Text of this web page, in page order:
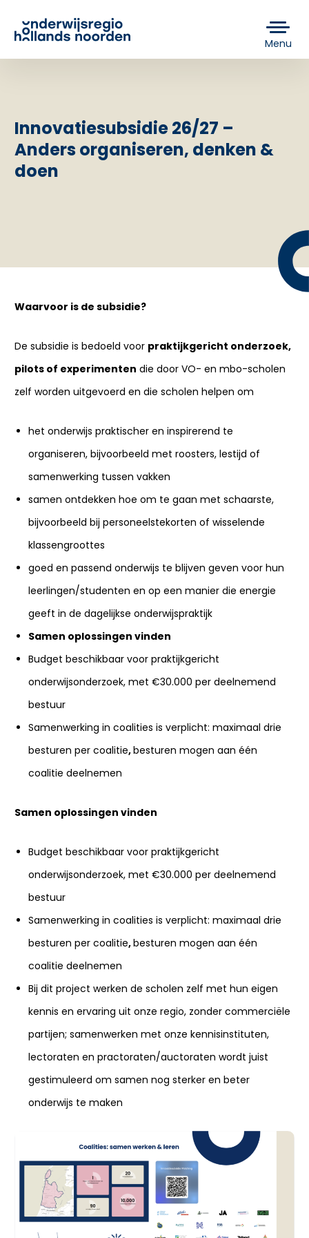
Menu
Innovatiesubsidie 26/27 –
Anders organiseren, denken &
doen
Waarvoor is de subsidie?
De subsidie is bedoeld voor praktijkgericht onderzoek,
pilots of experimenten die door VO- en mbo-scholen
zelf worden uitgevoerd en die scholen helpen om
het onderwijs praktischer en inspirerend te
organiseren, bijvoorbeeld met roosters, lestijd of
samenwerking tussen vakken
samen ontdekken hoe om te gaan met schaarste,
bijvoorbeeld bij personeelstekorten of wisselende
klassengroottes
goed en passend onderwijs te blijven geven voor hun
leerlingen/studenten en op een manier die energie
geeft in de dagelijkse onderwijspraktijk
Samen oplossingen vinden
Budget beschikbaar voor praktijkgericht
onderwijsonderzoek, met €30.000 per deelnemend
bestuur
Samenwerking in coalities is verplicht: maximaal drie
besturen per coalitie,besturen mogen aan één
coalitie deelnemen
Samen oplossingen vinden
Budget beschikbaar voor praktijkgericht
onderwijsonderzoek, met €30.000 per deelnemend
bestuur
Samenwerking in coalities is verplicht: maximaal drie
besturen per coalitie,besturen mogen aan één
coalitie deelnemen
Bij dit project werken de scholen zelf met hun eigen
kennis en ervaring uit onze regio, zonder commerciële
partijen; samenwerken met onze kennisinstituten,
lectoraten en practoraten/auctoraten wordt juist
gestimuleerd om samen nog sterker en beter
onderwijs te maken